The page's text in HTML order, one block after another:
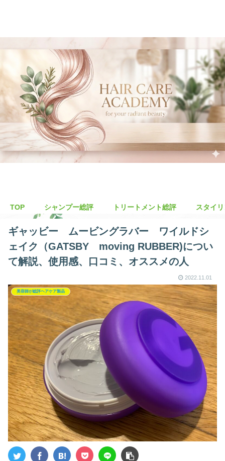
TOP シャンプー総評 トリートメント総評 スタイ
ギャッビー ムービングラバー ワイルドシ
ェイク（GATSBY moving RUBBER)につい
て解説、使用感、口コミ、オススメの人
2022.11.01
美容師が総評ヘアケア製品